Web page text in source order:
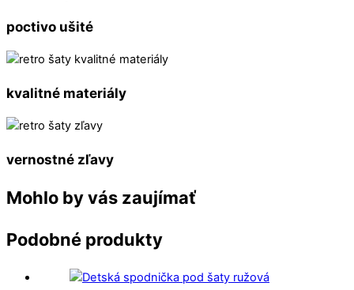
poctivo ušité
kvalitné materiály
vernostné zľavy
Mohlo by vás zaujímať
Podobné produkty